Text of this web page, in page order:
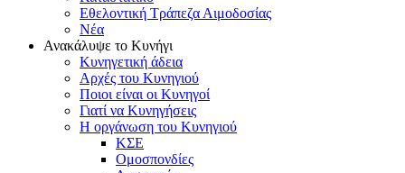
Εθελοντική Τράπεζα Αιμοδοσίας
Νέα
Ανακάλυψε το Κυνήγι
Κυνηγετική άδεια
Αρχές του Κυνηγιού
Ποιοι είναι οι Κυνηγοί
Γιατί να Κυνηγήσεις
Η οργάνωση του Κυνηγιού
ΚΣΕ
Ομοσπονδίες